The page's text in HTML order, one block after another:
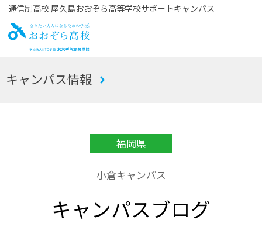
通信制高校 屋久島おおぞら高等学校サポートキャンパス
お
キャンパス情報
福岡県
小倉キャンパス
キャンパスブログ